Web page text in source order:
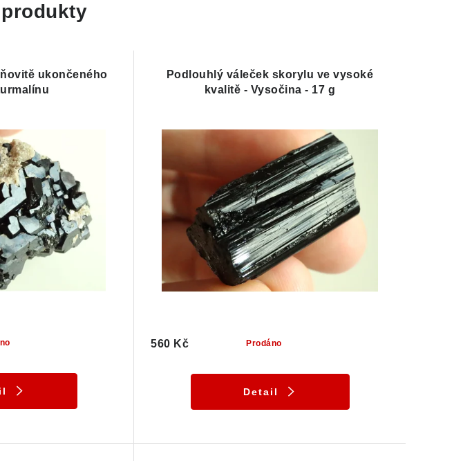
ukončeného
Podlouhlý váleček skorylu ve vysoké
kvalitě - Vysočina - 17 g
Prodáno
560 Kč
Detail